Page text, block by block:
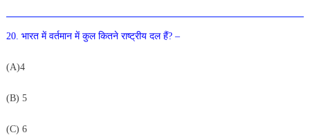
20. भारत में वर्तमान में कुल कितने राष्ट्रीय दल हैं? –
(A)4
(B) 5
(C) 6